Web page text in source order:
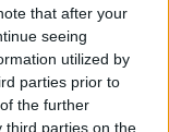
that after your
seeing
utilized by
parties prior to
the further
third parties on the